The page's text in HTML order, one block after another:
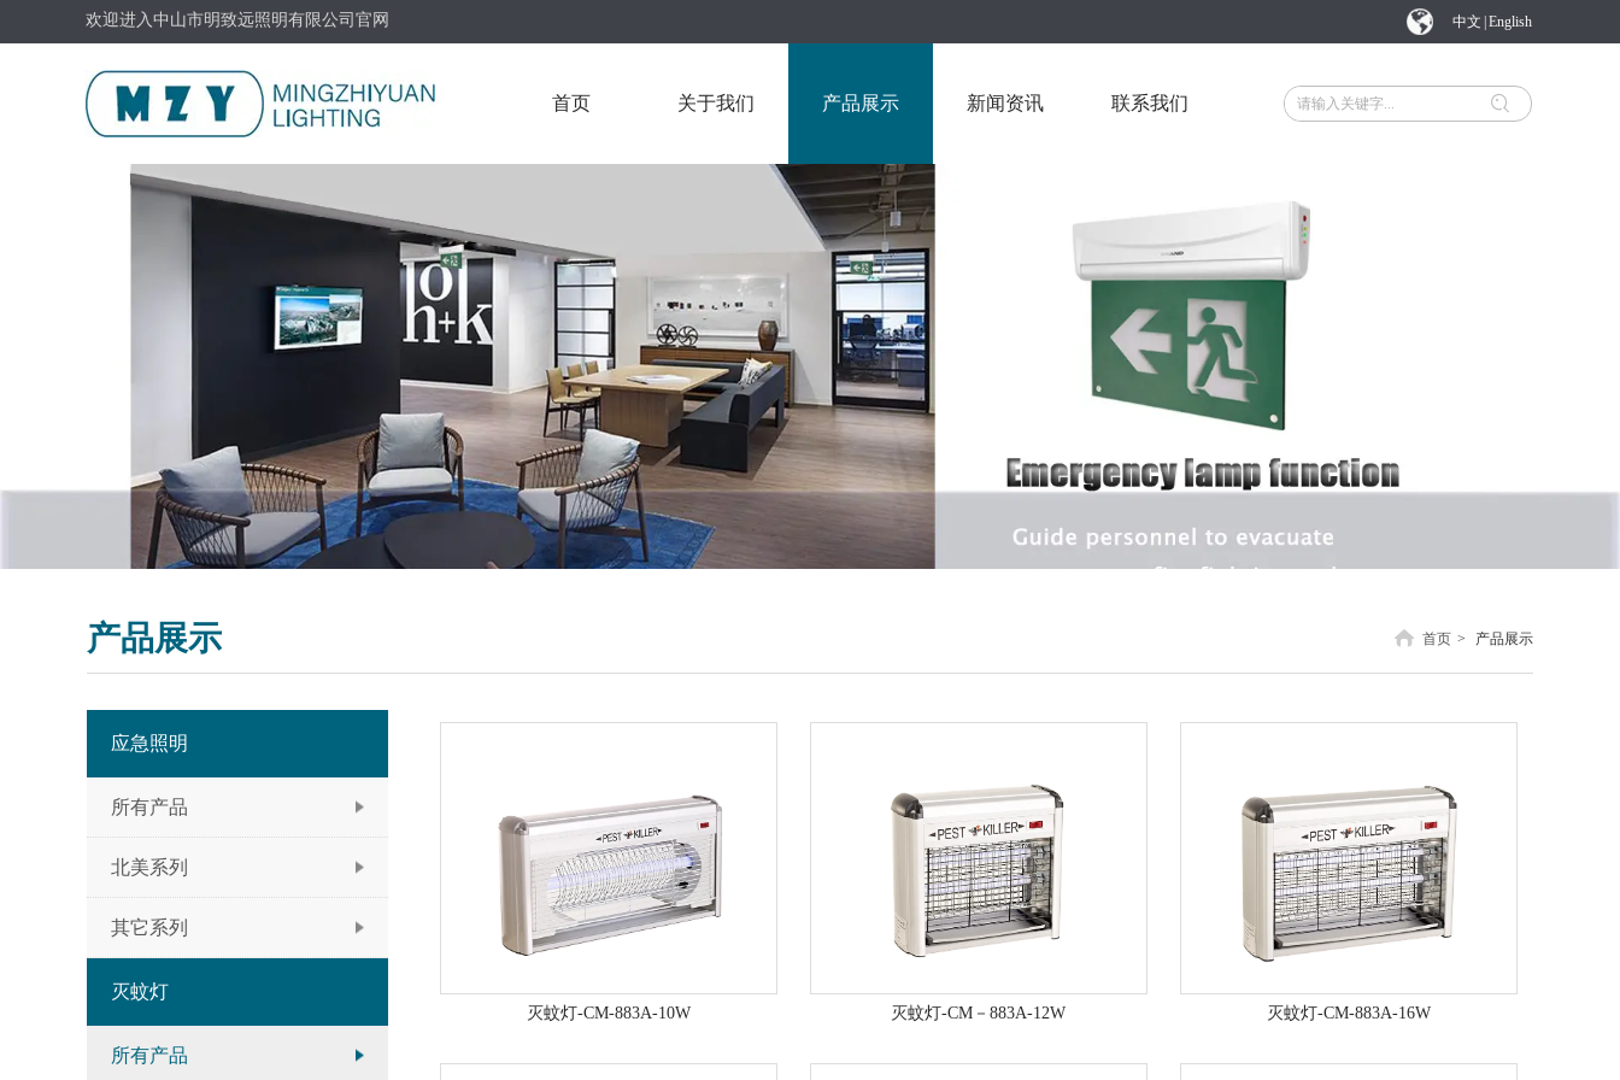
欢迎进入中山市明致远照明有限公司官网 中文 English
首页 关于我们 产品展示 新闻资讯 联系我们
产品展示 首页 > 产品展示
应急照明
所有产品
北美系列
其它系列
灭蚊灯
所有产品
灭蚊灯-CM-883A-10W 灭蚊灯-CM－883A-12W 灭蚊灯-CM-883A-16W